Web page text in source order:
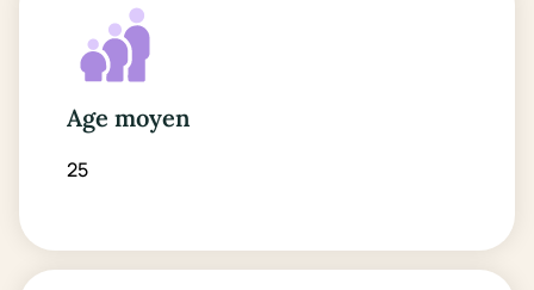
Age moyen
25